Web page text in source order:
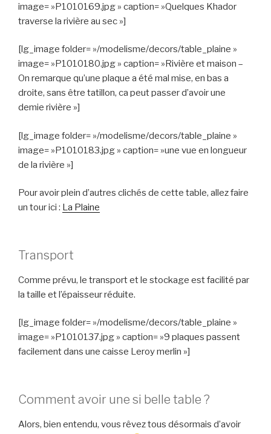
image= »P1010169.jpg » caption= »Quelques Khador
traverse la rivière au sec »]
[lg_image folder= »/modelisme/decors/table_plaine »
image= »P1010180.jpg » caption= »Rivière et maison –
On remarque qu’une plaque a été mal mise, en bas a
droite, sans être tatillon, ca peut passer d’avoir une
demie rivière »]
[lg_image folder= »/modelisme/decors/table_plaine »
image= »P1010183.jpg » caption= »une vue en longueur
de la rivière »]
Pour avoir plein d’autres clichés de cette table, allez faire
un tour ici : La Plaine
Transport
Comme prévu, le transport et le stockage est facilité par
la taille et l’épaisseur réduite.
[lg_image folder= »/modelisme/decors/table_plaine »
image= »P1010137.jpg » caption= »9 plaques passent
facilement dans une caisse Leroy merlin »]
Comment avoir une si belle table ?
Alors, bien entendu, vous rêvez tous désormais d’avoir